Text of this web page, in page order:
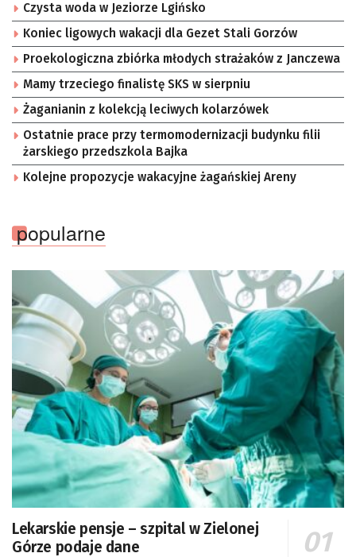
Czysta woda w Jeziorze Lgińsko
Koniec ligowych wakacji dla Gezet Stali Gorzów
Proekologiczna zbiórka młodych strażaków z Janczewa
Mamy trzeciego finalistę SKS w sierpniu
Żaganianin z kolekcją leciwych kolarzówek
Ostatnie prace przy termomodernizacji budynku filii
żarskiego przedszkola Bajka
Kolejne propozycje wakacyjne żagańskiej Areny
popularne
Lekarskie pensje – szpital w Zielonej
Górze podaje dane